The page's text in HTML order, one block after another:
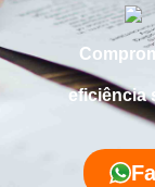
eficiência